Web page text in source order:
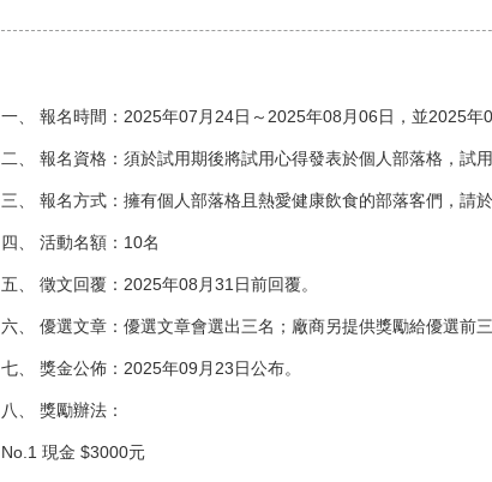
一、 報名時間：2025年07月24日～2025年08月06日，並2025年
二、 報名資格：須於試用期後將試用心得發表於個人部落格，試
三、 報名方式：擁有個人部落格且熱愛健康飲食的部落客們，請
四、 活動名額：10名
五、 徵文回覆：2025年08月31日前回覆。
六、 優選文章：優選文章會選出三名；廠商另提供獎勵給優選前
七、 獎金公佈：2025年09月23日公布。
八、 獎勵辦法：
No.1 現金 $3000元